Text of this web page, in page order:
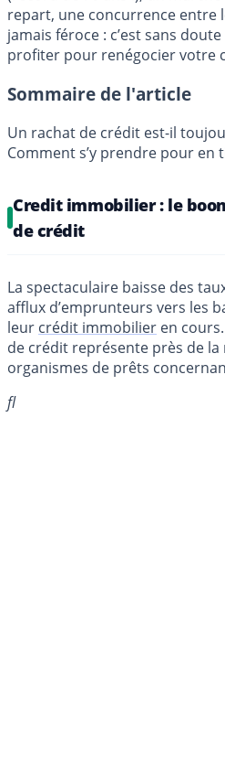
repart, une concurrence entre
jamais féroce : c’est sans
profiter pour renégocier votre
Sommaire de l'article
Un rachat de crédit est-il
Comment s’y prendre pour en
Credit immobilier : le
de crédit
La spectaculaire baisse des
afflux d’emprunteurs vers les
leur crédit immobilier en
de crédit représente près de la
organismes de prêts
fl